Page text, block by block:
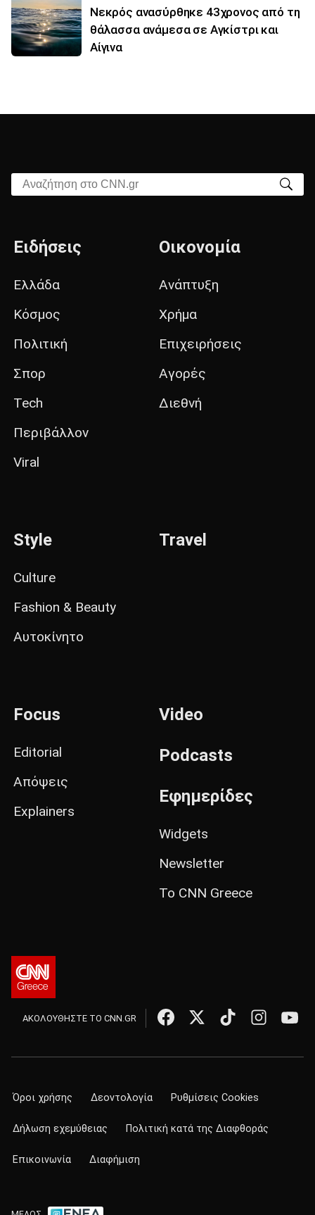
Νεκρός ανασύρθηκε 43χρονος από τη
θάλασσα ανάμεσα σε Αγκίστρι και
Αίγινα
Αναζήτηση στο CNN.gr
Ειδήσεις
Ελλάδα
Κόσμος
Πολιτική
Σπορ
Tech
Περιβάλλον
Viral
Οικονομία
Ανάπτυξη
Χρήμα
Επιχειρήσεις
Αγορές
Διεθνή
Style
Culture
Fashion & Beauty
Αυτοκίνητο
Travel
Focus
Editorial
Απόψεις
Explainers
Video
Podcasts
Εφημερίδες
Widgets
Newsletter
Το CNN Greece
ΑΚΟΛΟΥΘΗΣΤΕ ΤΟ CNN.GR
Όροι χρήσης Δεοντολογία Ρυθμίσεις Cookies
Δήλωση εχεμύθειας Πολιτική κατά της Διαφθοράς
Επικοινωνία Διαφήμιση